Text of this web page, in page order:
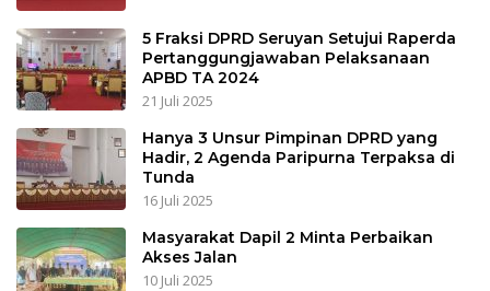
5 Fraksi DPRD Seruyan Setujui Raperda
Pertanggungjawaban Pelaksanaan
APBD TA 2024
21 Juli 2025
Hanya 3 Unsur Pimpinan DPRD yang
Hadir, 2 Agenda Paripurna Terpaksa di
Tunda
16 Juli 2025
Masyarakat Dapil 2 Minta Perbaikan
Akses Jalan
10 Juli 2025